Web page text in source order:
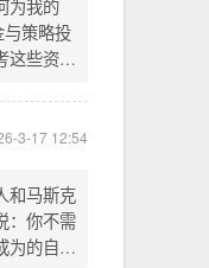
人生短
感慨万
杰都随江
3-17 16:40
为我的
策略投
这些资金
。昨天回
能，把交
久了需要
3-17 12:54